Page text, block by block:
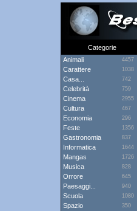
Categorie
Animali
4457
Carattere 1038
Casa... 742
Celebrità 759
Cinema 2955
Cultura 467
Economia 296
Feste 1356
Gastronomia 837
Informatica 1644
Mangas 1726
Musica 828
Orrore 645
Paesaggi... 940
Scuola 1080
Spazio 350